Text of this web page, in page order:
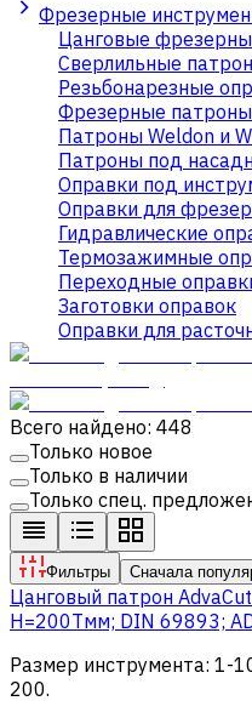
Фрезерные
Цанговые
Сверлильные
Резьбонарезные
Фрезерные
Патроны Weldon и
Патроны под
Оправки под
Оправки для
Гидравлические
Термозажимные
Переходные
Заготовки оправок
Оправки для
Всего найдено: 448
Только новое
Только в наличии
Только спец.
Фильтры Сначала
Цанговый патрон
H=200Tмм; DIN 69893;
Размер инструмента: 1-
200.